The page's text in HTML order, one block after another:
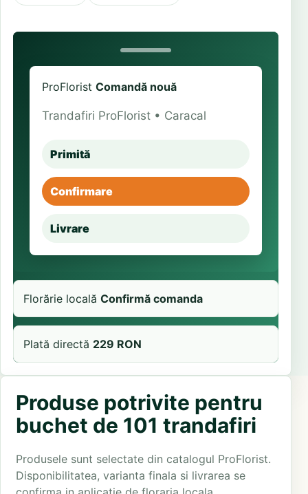
ProFlorist Comandă nouă
Trandafiri ProFlorist • Caracal
Primită
Confirmare
Livrare
Florărie locală Confirmă comanda
Plată directă 229 RON
Produse potrivite pentru
buchet de 101 trandafiri
Produsele sunt selectate din catalogul ProFlorist.
Disponibilitatea, varianta finala si livrarea se